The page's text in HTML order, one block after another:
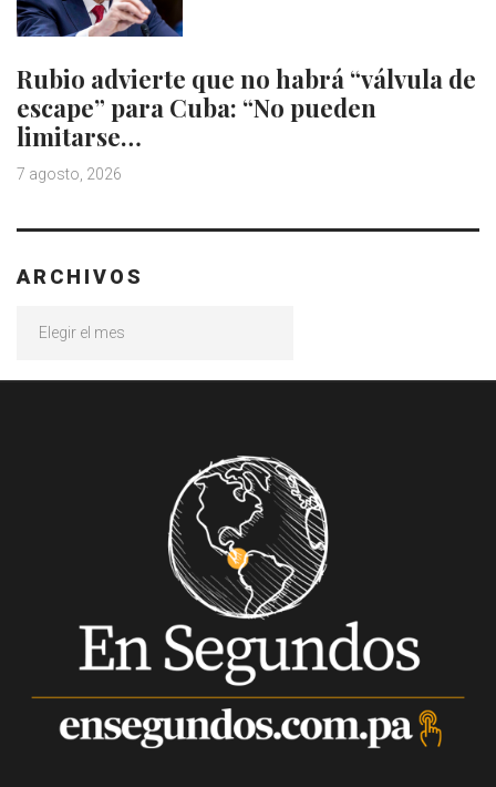
Rubio advierte que no habrá “válvula de
escape” para Cuba: “No pueden
limitarse…
7 agosto, 2026
ARCHIVOS